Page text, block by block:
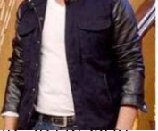
कर ली है। 'द
प्यार मिल रहा है।